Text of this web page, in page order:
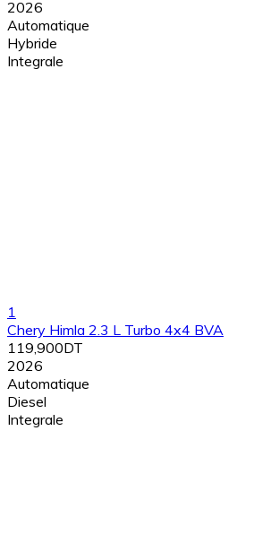
2026
Automatique
Hybride
Integrale
1
Chery Himla 2.3 L Turbo 4x4 BVA
119,900DT
2026
Automatique
Diesel
Integrale